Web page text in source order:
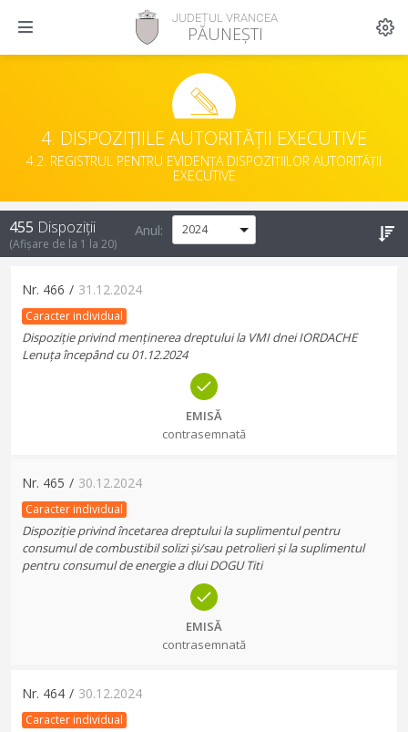
JUDEȚUL VRANCEA
PĂUNEȘTI
4. DISPOZIȚIILE AUTORITĂȚII EXECUTIVE
4.2. REGISTRUL PENTRU EVIDENȚA DISPOZIȚIILOR AUTORITĂȚII
EXECUTIVE
455 Dispoziții
(Afișare de la 1 la 20)
Anul:
Nr. 466 / 31.12.2024
Caracter individual
Dispoziție privind menținerea dreptului la VMI dnei IORDACHE
Lenuța începând cu 01.12.2024
EMISĂ
contrasemnată
Nr. 465 / 30.12.2024
Caracter individual
Dispoziție privind încetarea dreptului la suplimentul pentru
consumul de combustibil solizi și/sau petrolieri și la suplimentul
pentru consumul de energie a dlui DOGU Titi
EMISĂ
contrasemnată
Nr. 464 / 30.12.2024
Caracter individual